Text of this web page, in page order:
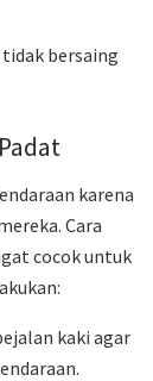
bersaing
karena
Cara
cocok untuk
kaki agar